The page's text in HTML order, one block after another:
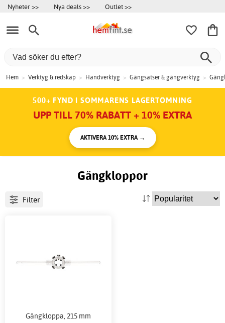
Nyheter >> Nya deals >> Outlet >>
Hem > Verktyg & redskap > Handverktyg > Gängsatser & gängverktyg >
500+ FYND I SOMMARENS LAGERTÖMNING
UPP TILL 70% RABATT + 10% EXTRA
AKTIVERA 10% EXTRA →
Gängkloppor
Filter
Gängkloppa, 215 mm